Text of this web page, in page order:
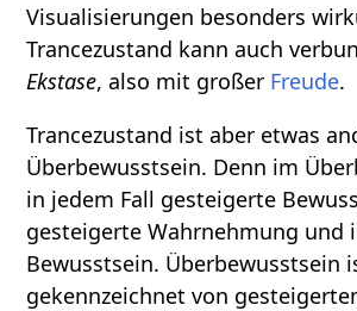
Visualisierungen besonders
Trancezustand kann auch
Ekstase, also mit großer Freude.
Trancezustand ist aber etwas
Überbewusstsein. Denn im
in jedem Fall gesteigerte
gesteigerte Wahrnehmung und
Bewusstsein. Überbewusstsein
gekennzeichnet von